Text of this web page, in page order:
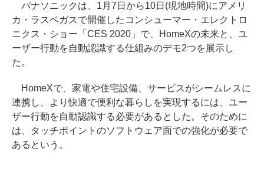
パナソニックは、1月7日から10日(現地時間)にアメリ
カ・ラスベガスで開催したコンシューマー・エレクトロ
ニクス・ショー「CES 2020」で、HomeXの未来と、ユ
ーザー行動を自動認識する仕組みのデモ2つを展示し
た。
HomeXで、家電や住宅設備、サービスがシームレスに
連携し、より快適で便利な暮らしを実現するには、ユー
ザー行動を自動認識する必要があるとした。そのために
は、タッチポイントのソフトウェア面での強化が必要で
あるという。